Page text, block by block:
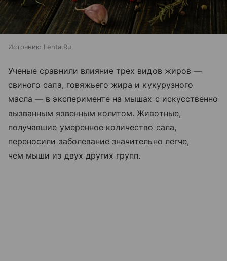
Источник: Lenta.Ru
Ученые сравнили влияние трех видов жиров —
свиного сала, говяжьего жира и кукурузного
масла — в эксперименте на мышах с искусственно
вызванным язвенным колитом. Животные,
получавшие умеренное количество сала,
переносили заболевание значительно легче,
чем мыши из двух других групп.